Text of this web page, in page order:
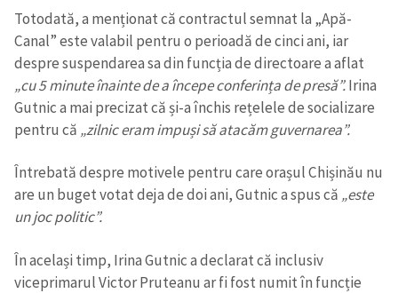
Totodată, a menționat că contractul semnat la „Apă-
Canal” este valabil pentru o perioadă de cinci ani, iar
despre suspendarea sa din funcția de directoare a aflat
„cu 5 minute înainte de a începe conferința de presă”.Irina
Gutnic a mai precizat că și-a închis rețelele de socializare
pentru că „zilnic eram impuși să atacăm guvernarea”.
Întrebată despre motivele pentru care orașul Chișinău nu
are un buget votat deja de doi ani, Gutnic a spus că „este
un joc politic”.
În același timp, Irina Gutnic a declarat că inclusiv
viceprimarul Victor Pruteanu ar fi fost numit în funcție